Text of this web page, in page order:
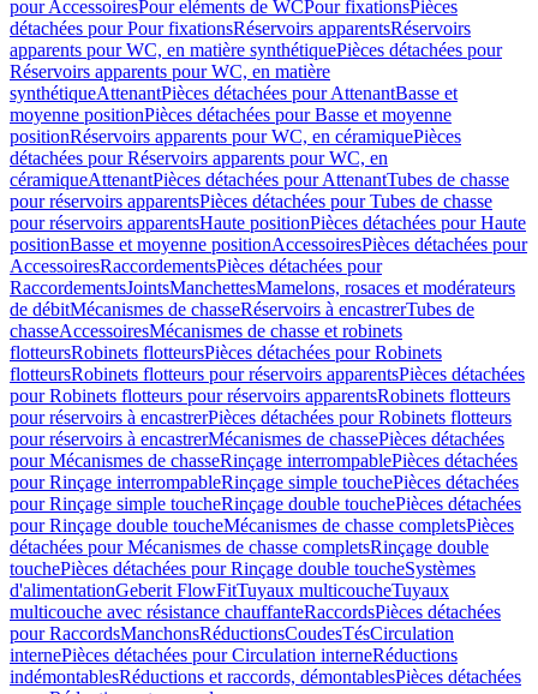
pour AccessoiresPour eléments de WCPour fixationsPièces
détachées pour Pour fixationsRéservoirs apparentsRéservoirs
apparents pour WC, en matière synthétiquePièces détachées pour
Réservoirs apparents pour WC, en matière
synthétiqueAttenantPièces détachées pour AttenantBasse et
moyenne positionPièces détachées pour Basse et moyenne
positionRéservoirs apparents pour WC, en céramiquePièces
détachées pour Réservoirs apparents pour WC, en
céramiqueAttenantPièces détachées pour AttenantTubes de chasse
pour réservoirs apparentsPièces détachées pour Tubes de chasse
pour réservoirs apparentsHaute positionPièces détachées pour Haute
positionBasse et moyenne positionAccessoiresPièces détachées pour
AccessoiresRaccordementsPièces détachées pour
RaccordementsJointsManchettesMamelons, rosaces et modérateurs
de débitMécanismes de chasseRéservoirs à encastrerTubes de
chasseAccessoiresMécanismes de chasse et robinets
flotteursRobinets flotteursPièces détachées pour Robinets
flotteursRobinets flotteurs pour réservoirs apparentsPièces détachées
pour Robinets flotteurs pour réservoirs apparentsRobinets flotteurs
pour réservoirs à encastrerPièces détachées pour Robinets flotteurs
pour réservoirs à encastrerMécanismes de chassePièces détachées
pour Mécanismes de chasseRinçage interrompablePièces détachées
pour Rinçage interrompableRinçage simple touchePièces détachées
pour Rinçage simple toucheRinçage double touchePièces détachées
pour Rinçage double toucheMécanismes de chasse completsPièces
détachées pour Mécanismes de chasse completsRinçage double
touchePièces détachées pour Rinçage double toucheSystèmes
d'alimentationGeberit FlowFitTuyaux multicoucheTuyaux
multicouche avec résistance chauffanteRaccordsPièces détachées
pour RaccordsManchonsRéductionsCoudesTésCirculation
internePièces détachées pour Circulation interneRéductions
indémontablesRéductions et raccords, démontablesPièces détachées